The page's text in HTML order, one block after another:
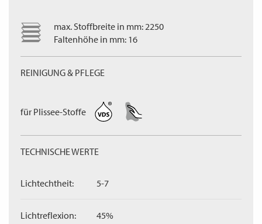
max. Stoffbreite in mm: 2250
Faltenhöhe in mm: 16
REINIGUNG & PFLEGE
für Plissee-Stoffe
TECHNISCHE WERTE
Lichtechtheit: 5-7
Lichtreflexion: 45%